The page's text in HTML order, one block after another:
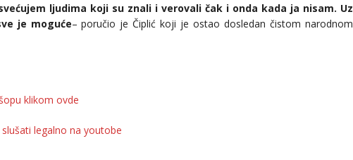
ljudima koji su znali i verovali čak i onda kada ja nisam. Uz
je moguće– poručio je Čiplić koji je ostao dosledan čistom narodnom
klikom ovde
legalno na youtobe